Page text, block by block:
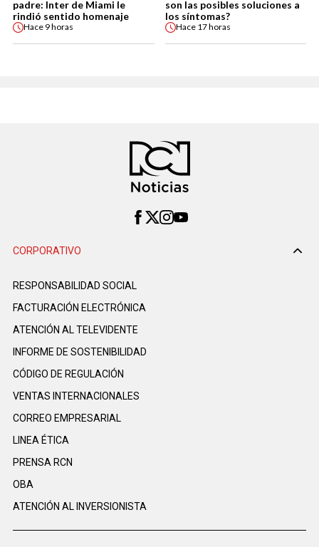
padre: Inter de Miami le
rindió sentido homenaje
Hace 9 horas
son las posibles soluciones a
los síntomas?
Hace 17 horas
CORPORATIVO
RESPONSABILIDAD SOCIAL
FACTURACIÓN ELECTRÓNICA
ATENCIÓN AL TELEVIDENTE
INFORME DE SOSTENIBILIDAD
CÓDIGO DE REGULACIÓN
VENTAS INTERNACIONALES
CORREO EMPRESARIAL
LINEA ÉTICA
PRENSA RCN
OBA
ATENCIÓN AL INVERSIONISTA